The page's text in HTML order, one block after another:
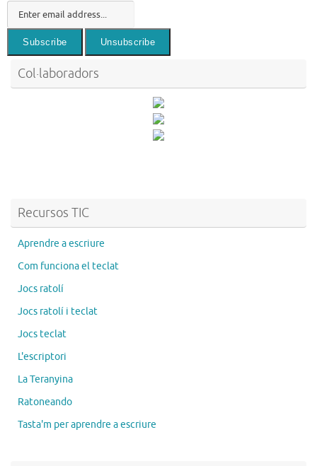
Col·laboradors
Recursos TIC
Aprendre a escriure
Com funciona el teclat
Jocs ratolí
Jocs ratolí i teclat
Jocs teclat
L'escriptori
La Teranyina
Ratoneando
Tasta'm per aprendre a escriure